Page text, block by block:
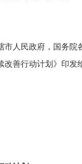
市人民政府，国务院
改善行动计划》印发
日